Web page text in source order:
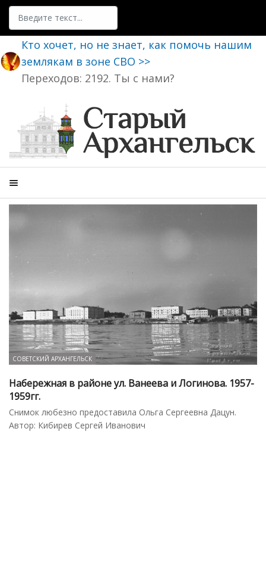
Поиск
Кто хочет, но не знает, как помочь нашим
землякам в зоне СВО >>
Переходов: 2192. Ты с нами?
СОВЕТСКИЙ АРХАНГЕЛЬСК
Набережная в районе ул. Ванеева и Логинова. 1957-
1959гг.
Снимок любезно предоставила Ольга Сергеевна Дацун.
Автор: Кибирев Сергей Иванович